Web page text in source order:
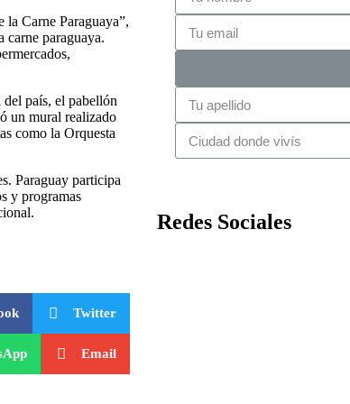
Carne Paraguaya”,
paraguaya.
país, el pabellón
un mural realizado
como la Orquesta
Paraguay participa
y programas
Twitter
Email
Redes Sociales